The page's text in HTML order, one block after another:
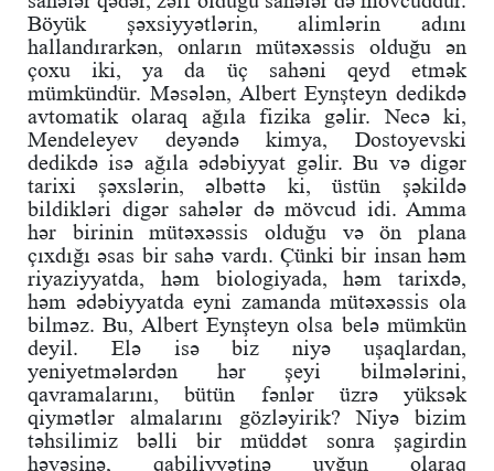
Böyük şəxsiyyətlərin, alimlərin adını
hallandırarkən, onların mütəxəssis olduğu ən
çoxu iki, ya da üç sahəni qeyd etmək
mümkündür. Məsələn, Albert Eynşteyn dedikdə
avtomatik olaraq ağıla fizika gəlir. Necə ki,
Mendeleyev deyəndə kimya, Dostoyevski
dedikdə isə ağıla ədəbiyyat gəlir. Bu və digər
tarixi şəxslərin, əlbəttə ki, üstün şəkildə
bildikləri digər sahələr də mövcud idi. Amma
hər birinin mütəxəssis olduğu və ön plana
çıxdığı əsas bir sahə vardı. Çünki bir insan həm
riyaziyyatda, həm biologiyada, həm tarixdə,
həm ədəbiyyatda eyni zamanda mütəxəssis ola
bilməz. Bu, Albert Eynşteyn olsa belə mümkün
deyil. Elə isə biz niyə uşaqlardan,
yeniyetmələrdən hər şeyi bilmələrini,
qavramalarını, bütün fənlər üzrə yüksək
qiymətlər almalarını gözləyirik? Niyə bizim
təhsilimiz bəlli bir müddət sonra şagirdin
həvəsinə, qabiliyyətinə uyğun olaraq